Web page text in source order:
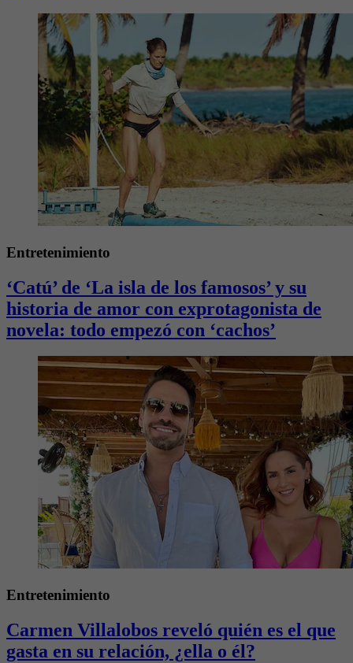
Entretenimiento
‘Catú’ de ‘La isla de los famosos’ y su
historia de amor con exprotagonista de
novela: todo empezó con ‘cachos’
Entretenimiento
Carmen Villalobos reveló quién es el que
gasta en su relación, ¿ella o él?